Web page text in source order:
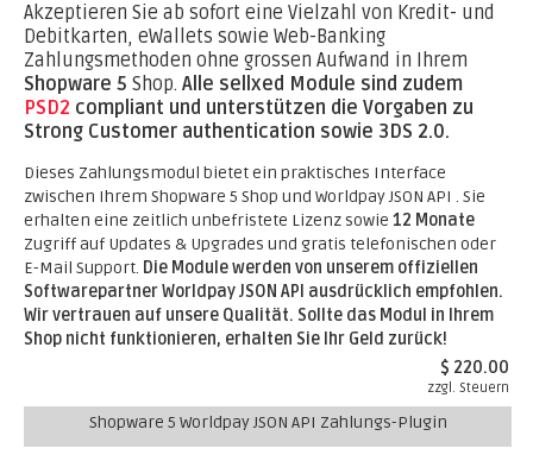
Akzeptieren Sie ab sofort eine Vielzahl von Kredit- und
Debitkarten, eWallets sowie Web-Banking
Zahlungsmethoden ohne grossen Aufwand in Ihrem
Shopware 5 Shop. Alle sellxed Module sind zudem
PSD2 compliant und unterstützen die Vorgaben zu
Strong Customer authentication sowie 3DS 2.0.
Dieses Zahlungsmodul bietet ein praktisches Interface
zwischen Ihrem Shopware 5 Shop und Worldpay JSON API . Sie
erhalten eine zeitlich unbefristete Lizenz sowie 12 Monate
Zugriff auf Updates & Upgrades und gratis telefonischen oder
E-Mail Support. Die Module werden von unserem offiziellen
Softwarepartner Worldpay JSON API ausdrücklich empfohlen.
Wir vertrauen auf unsere Qualität. Sollte das Modul in Ihrem
Shop nicht funktionieren, erhalten Sie Ihr Geld zurück!
$ 220.00
zzgl. Steuern
Shopware 5 Worldpay JSON API Zahlungs-Plugin